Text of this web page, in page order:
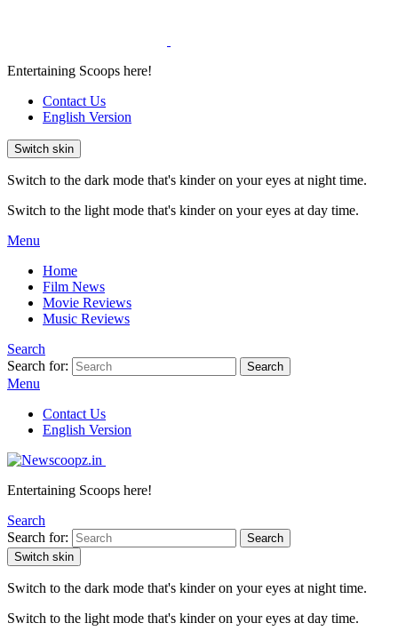
Entertaining Scoops here!
Contact Us
English Version
Switch skin
Switch to the dark mode that's kinder on your eyes at night time.
Switch to the light mode that's kinder on your eyes at day time.
Menu
Home
Film News
Movie Reviews
Music Reviews
Search
Search for:
Search
Menu
Contact Us
English Version
Entertaining Scoops here!
Search
Search for:
Search
Switch skin
Switch to the dark mode that's kinder on your eyes at night time.
Switch to the light mode that's kinder on your eyes at day time.